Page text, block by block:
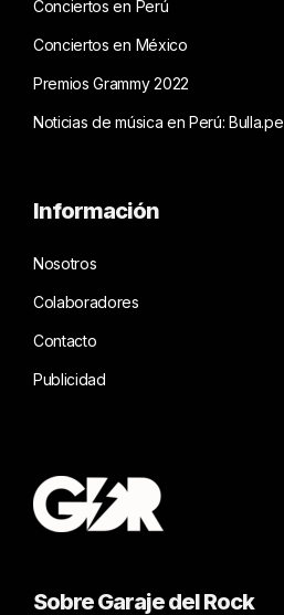
Conciertos en Perú
Conciertos en México
Premios Grammy 2022
Noticias de música en Perú: Bulla.pe
Información
Nosotros
Colaboradores
Contacto
Publicidad
Sobre Garaje del Rock